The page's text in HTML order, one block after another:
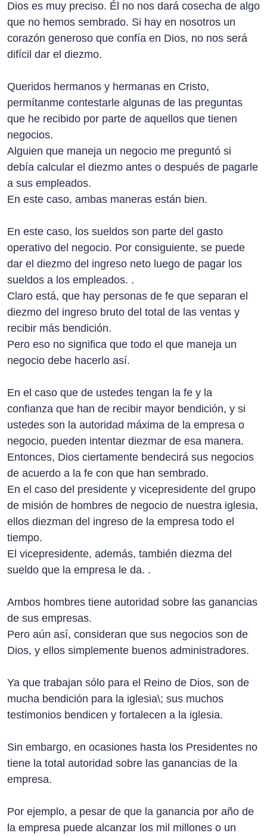
Dios es muy preciso. Él no nos dará cosecha de algo
que no hemos sembrado. Si hay en nosotros un
corazón generoso que confía en Dios, no nos será
difícil dar el diezmo.
Queridos hermanos y hermanas en Cristo,
permítanme contestarle algunas de las preguntas
que he recibido por parte de aquellos que tienen
negocios.
Alguien que maneja un negocio me preguntó si
debía calcular el diezmo antes o después de pagarle
a sus empleados.
En este caso, ambas maneras están bien.
En este caso, los sueldos son parte del gasto
operativo del negocio. Por consiguiente, se puede
dar el diezmo del ingreso neto luego de pagar los
sueldos a los empleados. .
Claro está, que hay personas de fe que separan el
diezmo del ingreso bruto del total de las ventas y
recibir más bendición.
Pero eso no significa que todo el que maneja un
negocio debe hacerlo así.
En el caso que de ustedes tengan la fe y la
confianza que han de recibir mayor bendición, y si
ustedes son la autoridad máxima de la empresa o
negocio, pueden intentar diezmar de esa manera.
Entonces, Dios ciertamente bendecirá sus negocios
de acuerdo a la fe con que han sembrado.
En el caso del presidente y vicepresidente del grupo
de misión de hombres de negocio de nuestra iglesia,
ellos diezman del ingreso de la empresa todo el
tiempo.
El vicepresidente, además, también diezma del
sueldo que la empresa le da. .
Ambos hombres tiene autoridad sobre las ganancias
de sus empresas.
Pero aún así, consideran que sus negocios son de
Dios, y ellos simplemente buenos administradores.
Ya que trabajan sólo para el Reino de Dios, son de
mucha bendición para la iglesia\; sus muchos
testimonios bendicen y fortalecen a la iglesia.
Sin embargo, en ocasiones hasta los Presidentes no
tiene la total autoridad sobre las ganancias de la
empresa.
Por ejemplo, a pesar de que la ganancia por año de
la empresa puede alcanzar los mil millones o un